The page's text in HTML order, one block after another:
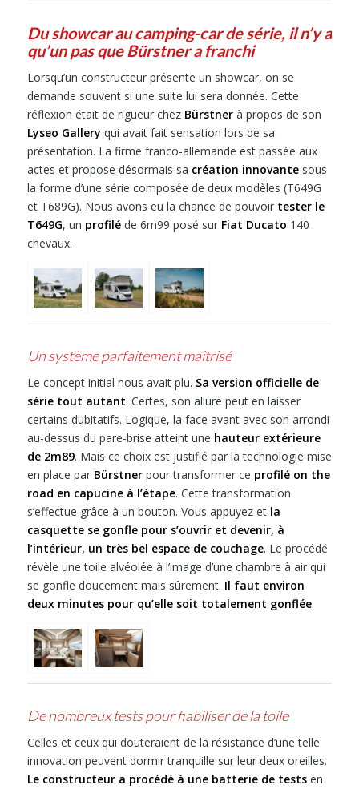
Du showcar au camping-car de série, il n’y a
qu’un pas que Bürstner a franchi
Lorsqu’un constructeur présente un showcar, on se
demande souvent si une suite lui sera donnée. Cette
réflexion était de rigueur chez Bürstnerà propos de son
Lyseo Gallery qui avait fait sensation lors de sa
présentation. La firme franco-allemande est passée aux
actes et propose désormais sa création innovantesous
la forme d’une série composée de deux modèles (T649G
et T689G). Nous avons eu la chance de pouvoirtester le
T649G, un profiléde 6m99 posé sur Fiat Ducato 140
chevaux.
Un système parfaitement maîtrisé
Le concept initial nous avait plu. Sa version officielle de
série tout autant. Certes, son allure peut en laisser
certains dubitatifs. Logique, la face avant avec son arrondi
au-dessus du pare-brise atteint une hauteur extérieure
de 2m89. Mais ce choix est justifié par la technologie mise
en place par Bürstnerpour transformer ce profilé on the
road en capucine à l’étape. Cette transformation
s’effectue grâce à un bouton. Vous appuyez et la
casquette se gonfle pour s’ouvrir et devenir, à
l’intérieur, un très bel espace de couchage. Le procédé
révèle une toile alvéolée à l’image d’une chambre à air qui
se gonfle doucement mais sûrement. Il faut environ
deux minutes pour qu’elle soit totalement gonflée.
De nombreux tests pour fiabiliser de la toile
Celles et ceux qui douteraient de la résistance d’une telle
innovation peuvent dormir tranquille sur leur deux oreilles.
Le constructeur a procédé à une batterie de testsen